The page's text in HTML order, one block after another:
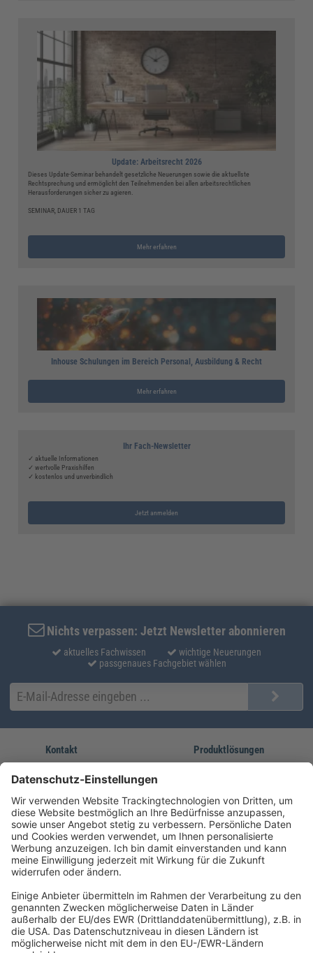
Update: Arbeitsrecht 2026
Dieses Update-Seminar behandelt gesetzliche Neuerungen sowie die aktuellste
Rechtsprechung und ermöglicht den Teilnehmenden bei allen arbeitsrechtlichen
Herausforderungen sicher zu agieren.
SEMINAR, DAUER 1 TAG
Mehr erfahren
Inhouse Schulungen im Bereich Personal, Ausbildung & Recht
Mehr erfahren
Ihr Fach-Newsletter
✓ aktuelle Informationen
✓ wertvolle Praxishilfen
✓ kostenlos und unverbindlich
Jetzt anmelden
Nichts verpassen: Jetzt Newsletter abonnieren
aktuelles Fachwissen
wichtige Neuerungen
passgenaues Fachgebiet wählen
Kontakt
service@forum-verlag.com
Mo-Do 07:30 - 17:00 Uhr
Fr 07:30 - 15:00 Uhr
Produktlösungen
Unsere Marken
Folgen Sie uns